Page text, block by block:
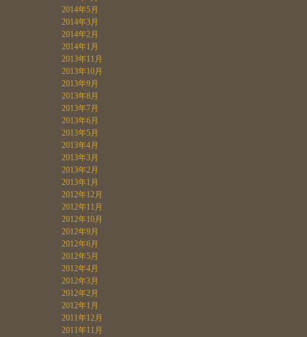
2014年5月
2014年3月
2014年2月
2014年1月
2013年11月
2013年10月
2013年9月
2013年8月
2013年7月
2013年6月
2013年5月
2013年4月
2013年3月
2013年2月
2013年1月
2012年12月
2012年11月
2012年10月
2012年9月
2012年6月
2012年5月
2012年4月
2012年3月
2012年2月
2012年1月
2011年12月
2011年11月